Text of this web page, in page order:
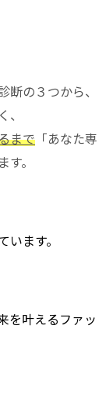
断の３つから、
、
まで 「あなた専
。
います。
を叶えるファッ